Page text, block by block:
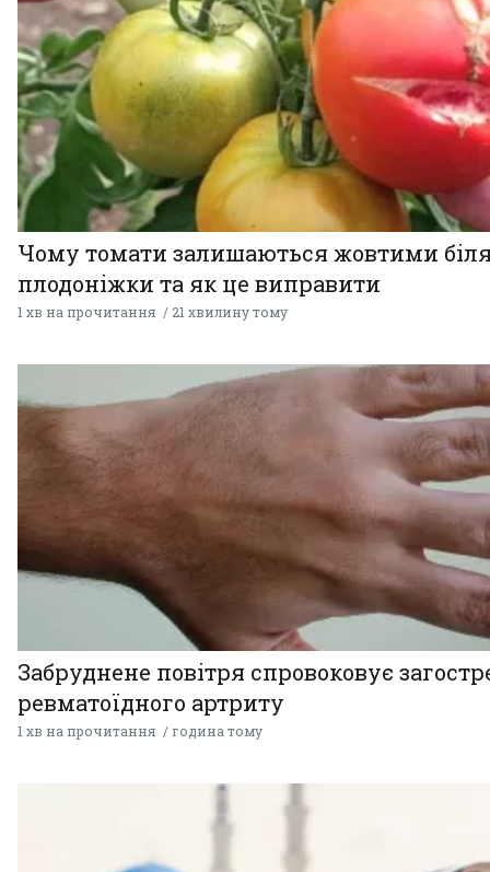
Чому томати залишаються жовтими
плодоніжки та як це виправити
1 хв на прочитання 21 хвилину тому
Забруднене повітря спровоковує
ревматоїдного артриту
1 хв на прочитання година тому